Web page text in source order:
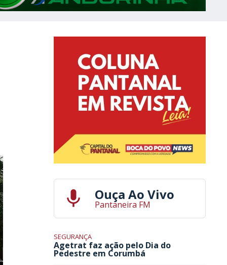
Ouça Ao Vivo
Pantaneira FM
SEGURANÇA
Agetrat faz ação pelo Dia do
Pedestre em Corumbá